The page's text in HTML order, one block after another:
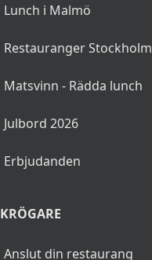
Lunch i Malmö
Restauranger Stockholm
Matsvinn - Rädda lunch
Julbord 2026
Erbjudanden
KRÖGARE
Anslut din restaurang